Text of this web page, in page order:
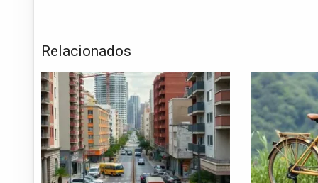
Relacionados